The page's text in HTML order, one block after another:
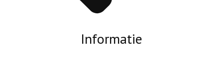
Informatie